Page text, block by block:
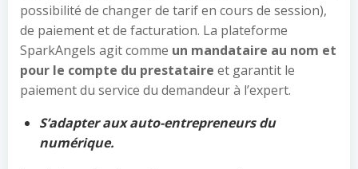
possibilité de changer de tarif en cours de session),
de paiement et de facturation. La plateforme
SparkAngels agit comme un mandataire au nom et
pour le compte du prestataire et garantit le
paiement du service du demandeur à l’expert.
S’adapter aux auto-entrepreneurs du
numérique.